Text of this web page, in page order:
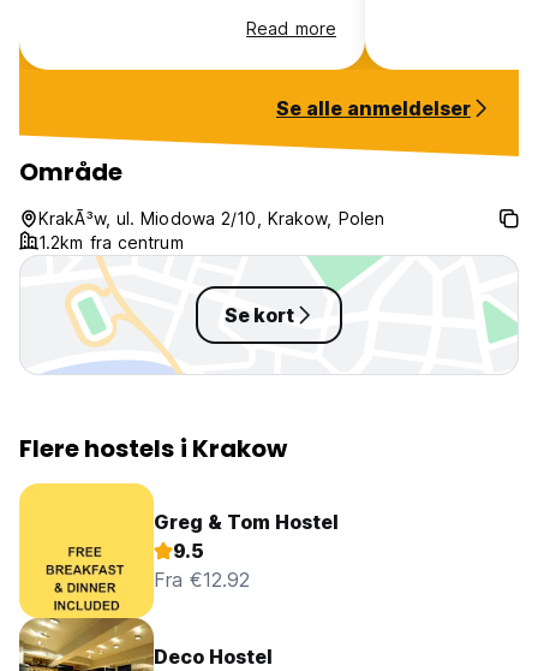
Read more
Se alle anmeldelser
Område
KrakÃ³w, ul. Miodowa 2/10, Krakow, Polen
1.2km fra centrum
Se kort
Flere hostels i Krakow
Greg & Tom Hostel
9.5
Fra €12.92
Deco Hostel